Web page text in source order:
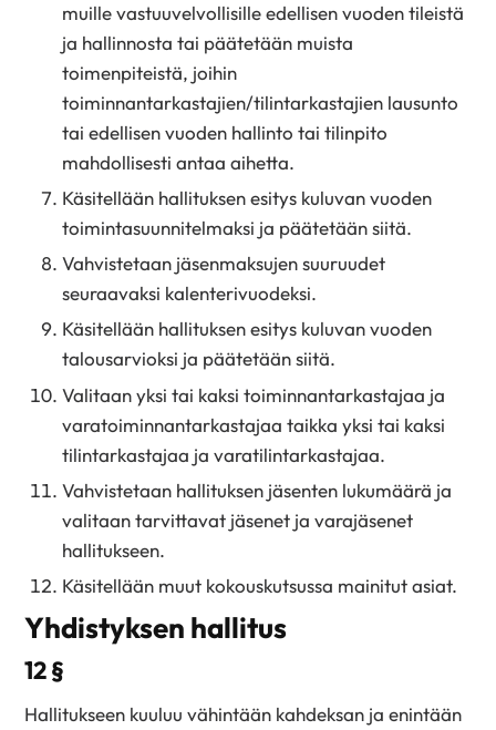
muille vastuuvelvollisille edellisen vuoden tileistä
ja hallinnosta tai päätetään muista
toimenpiteistä, joihin
toiminnantarkastajien/tilintarkastajien lausunto
tai edellisen vuoden hallinto tai tilinpito
mahdollisesti antaa aihetta.
Käsitellään hallituksen esitys kuluvan vuoden
toimintasuunnitelmaksi ja päätetään siitä.
Vahvistetaan jäsenmaksujen suuruudet
seuraavaksi kalenterivuodeksi.
Käsitellään hallituksen esitys kuluvan vuoden
talousarvioksi ja päätetään siitä.
Valitaan yksi tai kaksi toiminnantarkastajaa ja
varatoiminnantarkastajaa taikka yksi tai kaksi
tilintarkastajaa ja varatilintarkastajaa.
Vahvistetaan hallituksen jäsenten lukumäärä ja
valitaan tarvittavat jäsenet ja varajäsenet
hallitukseen.
Käsitellään muut kokouskutsussa mainitut asiat.
Yhdistyksen hallitus
12 §
Hallitukseen kuuluu vähintään kahdeksan ja enintään